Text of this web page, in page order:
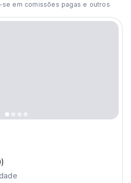
se em comissões pagas e outros